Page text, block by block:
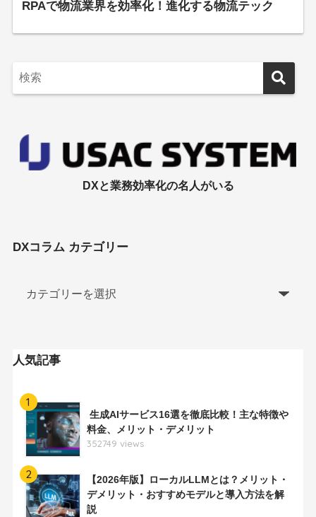
RPAで物流業界を効率化！進化する物流テック
DXと業務効率化の名人がいる
DXコラム カテゴリー
人気記事
1
生成AIサービス16選を徹底比較！主な特徴や
料金、メリット・デメリット
352749 views
2
【2026年版】ローカルLLMとは？メリット・
デメリット・おすすめモデルと導入方法を解
説